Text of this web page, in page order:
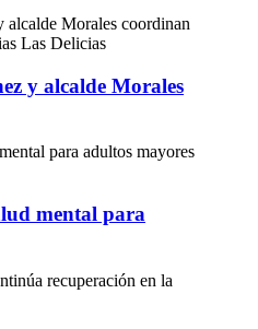
y alcalde Morales
mental para